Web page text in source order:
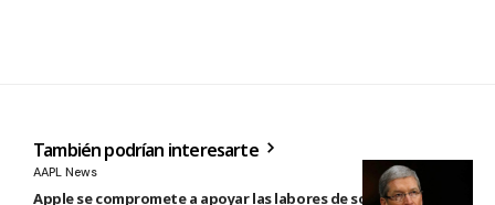
También podrían interesarte
AAPL News
Apple se compromete a apoyar las labores de socorro tras el